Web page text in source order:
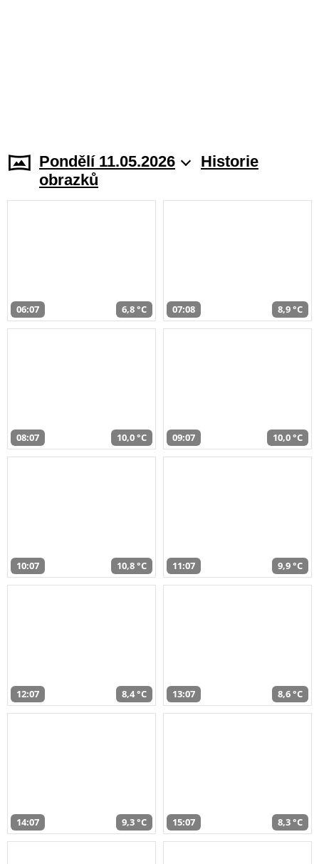
Pondělí 11.05.2026
Historie
obrazků
06:07 6,8 °C 07:08 8,9 °C
08:07 10,0 °C 09:07 10,0 °C
10:07 10,8 °C 11:07 9,9 °C
12:07 8,4 °C 13:07 8,6 °C
14:07 9,3 °C 15:07 8,3 °C